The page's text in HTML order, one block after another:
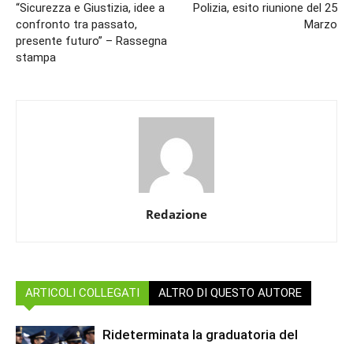
“Sicurezza e Giustizia, idee a
confronto tra passato,
presente futuro” – Rassegna
stampa
Polizia, esito riunione del 25
Marzo
Redazione
ARTICOLI COLLEGATI ALTRO DI QUESTO AUTORE
Rideterminata la graduatoria del